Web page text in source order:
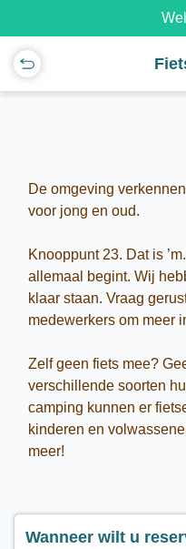
De omgeving
voor jong en oud.
Knooppunt 23. Dat is
allemaal begint. Wij
klaar staan. Vraag
medewerkers om meer
Zelf geen fiets mee?
verschillende soorten
camping kunnen er
kinderen en
meer!
Wanneer wilt u